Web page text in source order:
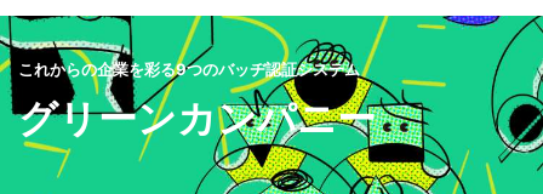
これからの企業を彩る9つのバッヂ認証システム
グリーンカンパニー